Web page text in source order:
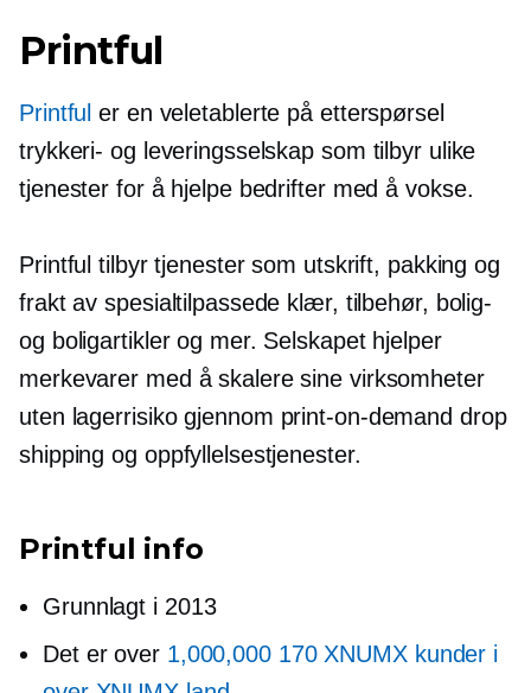
Printful
Printful er en veletablerte på etterspørsel
trykkeri- og leveringsselskap som tilbyr ulike
tjenester for å hjelpe bedrifter med å vokse.
Printful tilbyr tjenester som utskrift, pakking og
frakt av spesialtilpassede klær, tilbehør, bolig-
og boligartikler og mer. Selskapet hjelper
merkevarer med å skalere sine virksomheter
uten lagerrisiko gjennom print-on-demand drop
shipping og oppfyllelsestjenester.
Printful info
Grunnlagt i 2013
Det er over 1,000,000 170 XNUMX kunder i